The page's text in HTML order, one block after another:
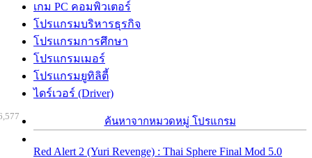
เกม PC คอมพิวเตอร์
โปรแกรมบริหารธุรกิจ
โปรแกรมการศึกษา
โปรแกรมเมอร์
โปรแกรมยูทิลิตี้
ไดร์เวอร์ (Driver)
ค้นหาจากหมวดหมู่ โปรแกรม
Red Alert 2 (Yuri Revenge) : Thai Sphere Final Mod 5.0